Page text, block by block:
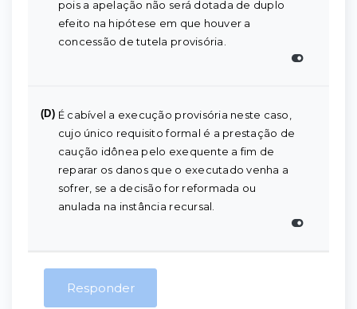
pois a apelação não será dotada de duplo
efeito na hipótese em que houver a
concessão de tutela provisória.
(D) É cabível a execução provisória neste caso,
cujo único requisito formal é a prestação de
caução idônea pelo exequente a fim de
reparar os danos que o executado venha a
sofrer, se a decisão for reformada ou
anulada na instância recursal.
Responder